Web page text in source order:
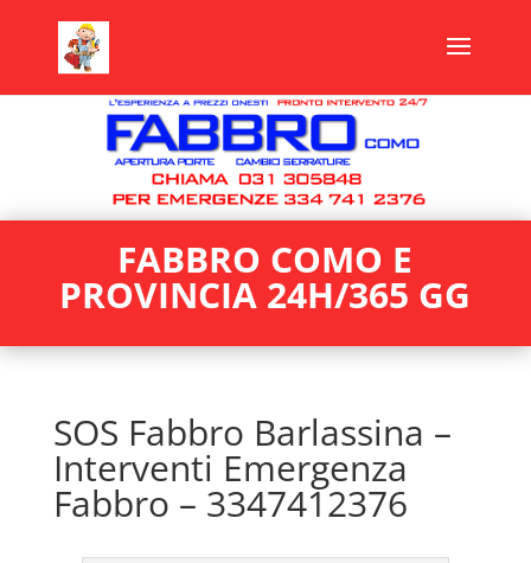
FABBRO COMO E
PROVINCIA 24H/365 GG
SOS Fabbro Barlassina –
Interventi Emergenza
Fabbro – 3347412376